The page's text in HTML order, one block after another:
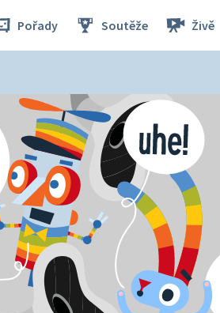
Pořady Soutěže Živě